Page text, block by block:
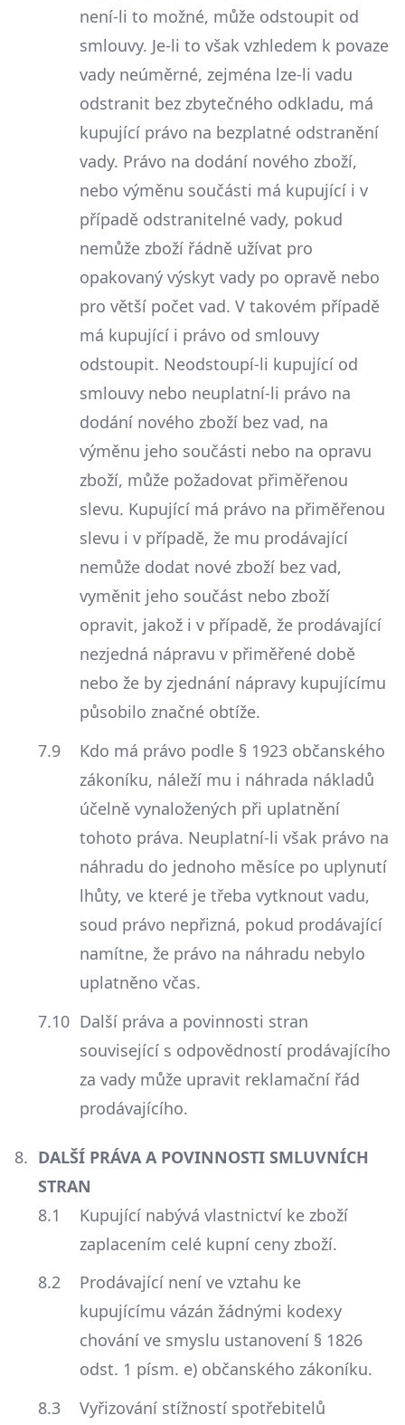
není-li to možné, může odstoupit od
smlouvy. Je-li to však vzhledem k povaze
vady neúměrné, zejména lze-li vadu
odstranit bez zbytečného odkladu, má
kupující právo na bezplatné odstranění
vady. Právo na dodání nového zboží,
nebo výměnu součásti má kupující i v
případě odstranitelné vady, pokud
nemůže zboží řádně užívat pro
opakovaný výskyt vady po opravě nebo
pro větší počet vad. V takovém případě
má kupující i právo od smlouvy
odstoupit. Neodstoupí-li kupující od
smlouvy nebo neuplatní-li právo na
dodání nového zboží bez vad, na
výměnu jeho součásti nebo na opravu
zboží, může požadovat přiměřenou
slevu. Kupující má právo na přiměřenou
slevu i v případě, že mu prodávající
nemůže dodat nové zboží bez vad,
vyměnit jeho součást nebo zboží
opravit, jakož i v případě, že prodávající
nezjedná nápravu v přiměřené době
nebo že by zjednání nápravy kupujícímu
působilo značné obtíže.
Kdo má právo podle § 1923 občanského
zákoníku, náleží mu i náhrada nákladů
účelně vynaložených při uplatnění
tohoto práva. Neuplatní-li však právo na
náhradu do jednoho měsíce po uplynutí
lhůty, ve které je třeba vytknout vadu,
soud právo nepřizná, pokud prodávající
namítne, že právo na náhradu nebylo
uplatněno včas.
Další práva a povinnosti stran
související s odpovědností prodávajícího
za vady může upravit reklamační řád
prodávajícího.
DALŠÍ PRÁVA A POVINNOSTI SMLUVNÍCH
STRAN
Kupující nabývá vlastnictví ke zboží
zaplacením celé kupní ceny zboží.
Prodávající není ve vztahu ke
kupujícímu vázán žádnými kodexy
chování ve smyslu ustanovení § 1826
odst. 1 písm. e) občanského zákoníku.
Vyřizování stížností spotřebitelů